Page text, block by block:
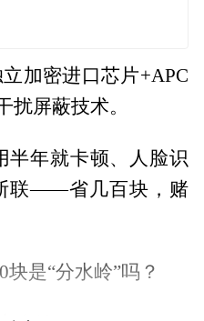
加密进口芯片+APC
扰屏蔽技术。
半年就卡顿、人脸识
联——省几百块，赌
是“分水岭”吗？